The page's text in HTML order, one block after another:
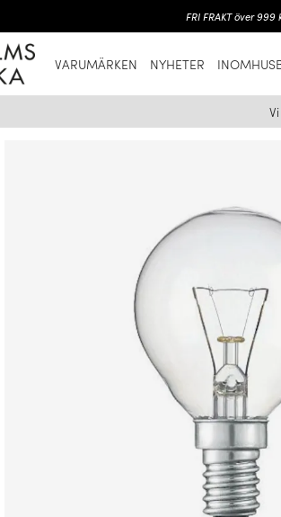
FRI FRAKT över
VARUMÄRKEN NYHETER